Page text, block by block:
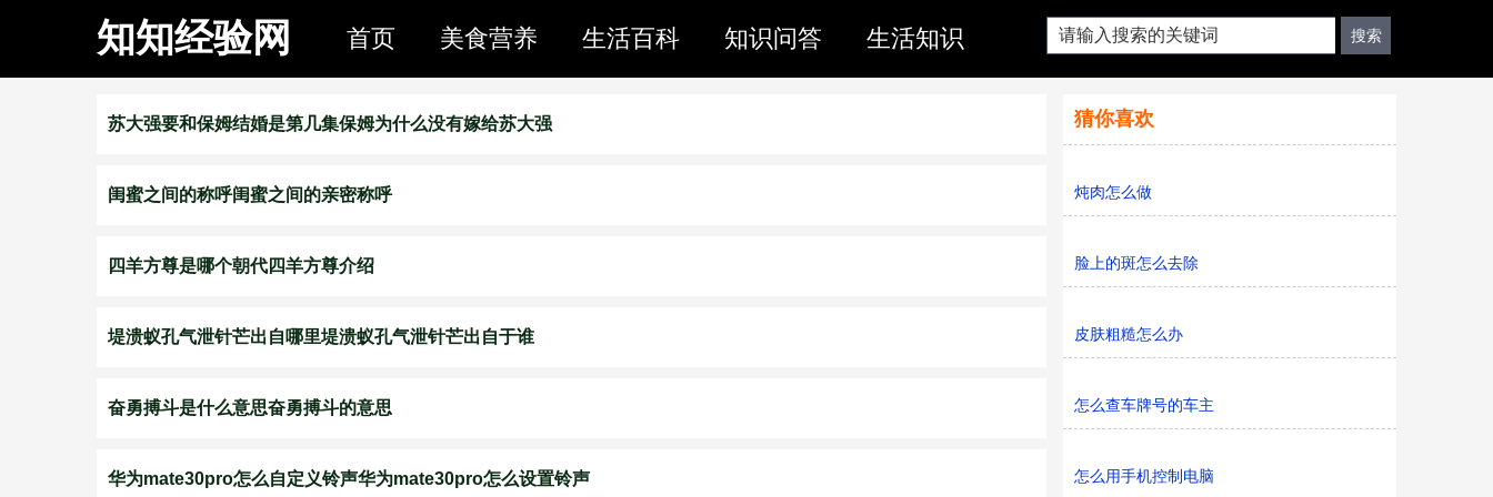
知知经验网 首页 美食营养 生活百科 知识问答 生活知识
苏大强要和保姆结婚是第几集保姆为什么没有嫁给苏大强
闺蜜之间的称呼闺蜜之间的亲密称呼
四羊方尊是哪个朝代四羊方尊介绍
堤溃蚁孔气泄针芒出自哪里堤溃蚁孔气泄针芒出自于谁
奋勇搏斗是什么意思奋勇搏斗的意思
华为mate30pro怎么自定义铃声华为mate30pro怎么设置铃声
猜你喜欢
炖肉怎么做
脸上的斑怎么去除
皮肤粗糙怎么办
怎么查车牌号的车主
怎么用手机控制电脑